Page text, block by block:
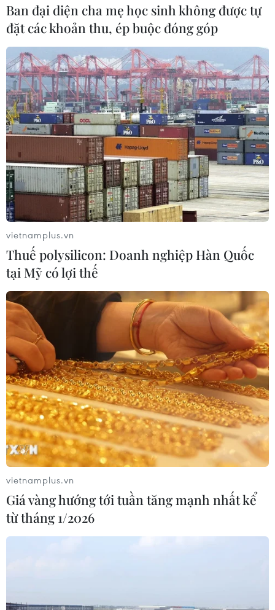
Ban đại diện cha mẹ học sinh không được tự
đặt các khoản thu, ép buộc đóng góp
vietnamplus.vn
Thuế polysilicon: Doanh nghiệp Hàn Quốc
tại Mỹ có lợi thế
vietnamplus.vn
Giá vàng hướng tới tuần tăng mạnh nhất kể
từ tháng 1/2026